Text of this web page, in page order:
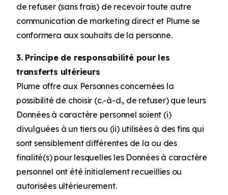
de refuser (sans frais) de recevoir toute autre
communication de marketing direct et Plume se
conformera aux souhaits de la personne.
3. Principe de responsabilité pour les
transferts ultérieurs
Plume offre aux Personnes concernées la
possibilité de choisir (c.-à-d., de refuser) que leurs
Données à caractère personnel soient (i)
divulguées à un tiers ou (ii) utilisées à des fins qui
sont sensiblement différentes de la ou des
finalité(s) pour lesquelles les Données à caractère
personnel ont été initialement recueillies ou
autorisées ultérieurement.